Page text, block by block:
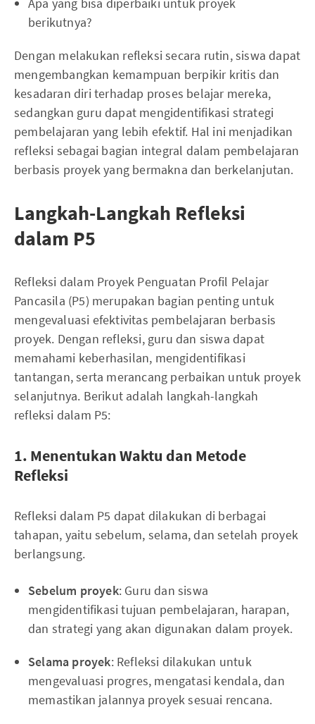
Apa yang bisa diperbaiki untuk proyek
berikutnya?
Dengan melakukan refleksi secara rutin, siswa dapat
mengembangkan kemampuan berpikir kritis dan
kesadaran diri terhadap proses belajar mereka,
sedangkan guru dapat mengidentifikasi strategi
pembelajaran yang lebih efektif. Hal ini menjadikan
refleksi sebagai bagian integral dalam pembelajaran
berbasis proyek yang bermakna dan berkelanjutan.
Langkah-Langkah Refleksi
dalam P5
Refleksi dalam Proyek Penguatan Profil Pelajar
Pancasila (P5) merupakan bagian penting untuk
mengevaluasi efektivitas pembelajaran berbasis
proyek. Dengan refleksi, guru dan siswa dapat
memahami keberhasilan, mengidentifikasi
tantangan, serta merancang perbaikan untuk proyek
selanjutnya. Berikut adalah langkah-langkah
refleksi dalam P5:
1. Menentukan Waktu dan Metode
Refleksi
Refleksi dalam P5 dapat dilakukan di berbagai
tahapan, yaitu sebelum, selama, dan setelah proyek
berlangsung.
Sebelum proyek: Guru dan siswa
mengidentifikasi tujuan pembelajaran, harapan,
dan strategi yang akan digunakan dalam proyek.
Selama proyek: Refleksi dilakukan untuk
mengevaluasi progres, mengatasi kendala, dan
memastikan jalannya proyek sesuai rencana.